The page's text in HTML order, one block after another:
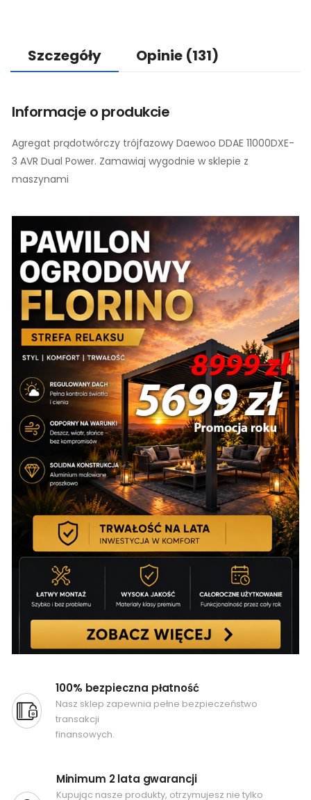
Szczegóły Opinie (131)
Informacje o produkcie
Agregat prądotwórczy trójfazowy Daewoo DDAE 11000DXE-
3 AVR Dual Power. Zamawiaj wygodnie w sklepie z
maszynami
100% bezpieczna płatność
Nasz sklep zapewnia pełne bezpieczeństwo
transakcji
finansowych.
Minimum 2 lata gwarancji
Kupując nasze produkty, otrzymujesz nie tylko